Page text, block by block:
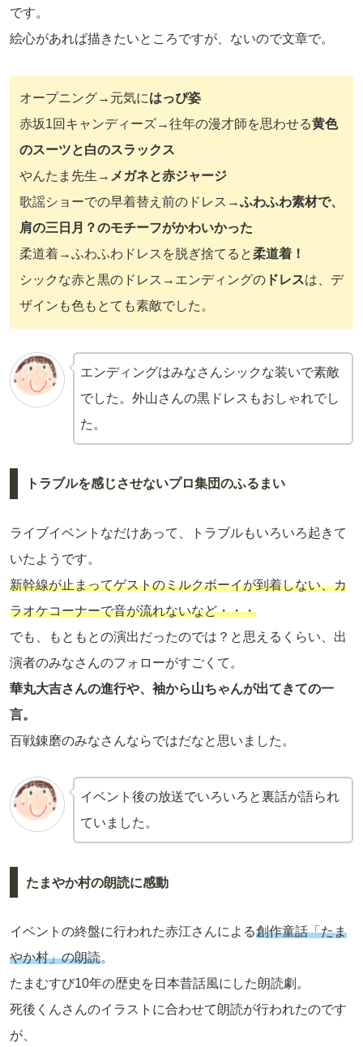
です。
絵心があれば描きたいところですが、ないので文章で。
オープニング→元気にはっぴ姿
赤坂1回キャンディーズ→往年の漫才師を思わせる黄色
のスーツと白のスラックス
やんたま先生→ メガネと赤ジャージ
歌謡ショーでの早着替え前のドレス→ふわふわ素材で、
肩の三日月？のモチーフがかわいかった
柔道着→ふわふわドレスを脱ぎ捨てると柔道着！
シックな赤と黒のドレス→エンディングの ドレスは、デ
ザインも色もとても素敵でした。
エンディングはみなさんシックな装いで素敵
でした。外山さんの黒ドレスもおしゃれでし
た。
トラブルを感じさせないプロ集団のふるまい
ライブイベントなだけあって、トラブルもいろいろ起きて
いたようです。
新幹線が止まってゲストのミルクボーイが到着しない、カ
ラオケコーナーで音が流れないなど・・・
でも、もともとの演出だったのでは？と思えるくらい、出
演者のみなさんのフォローがすごくて。
華丸大吉さんの進行や、袖から山ちゃんが出てきての一
言。
百戦錬磨のみなさんならではだなと思いました。
イベント後の放送でいろいろと裏話が語られ
ていました。
たまやか村の朗読に感動
イベントの終盤に行われた赤江さんによる創作童話「たま
やか村」の朗読。
たまむすび10年の歴史を日本昔話風にした朗読劇。
死後くんさんのイラストに合わせて朗読が行われたのです
が、